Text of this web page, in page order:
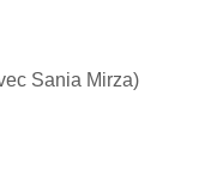
Sania Mirza)